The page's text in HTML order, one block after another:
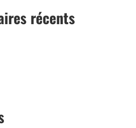
récents